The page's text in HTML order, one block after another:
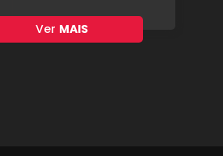
Ver MAIS